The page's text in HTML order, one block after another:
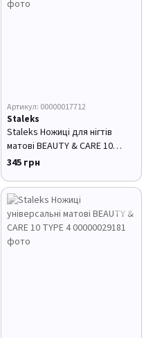
Артикул: 00000017712
Staleks
Staleks Ножиці для нігтів
матові BEAUTY & CARE 10
TYPE 2 (21 мм)
345 грн